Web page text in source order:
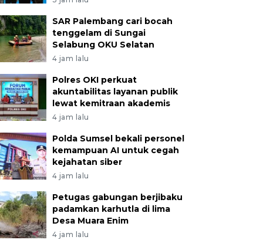
SAR Palembang cari bocah
tenggelam di Sungai
Selabung OKU Selatan
4 jam lalu
Polres OKI perkuat
akuntabilitas layanan publik
lewat kemitraan akademis
4 jam lalu
Polda Sumsel bekali personel
kemampuan AI untuk cegah
kejahatan siber
4 jam lalu
Petugas gabungan berjibaku
padamkan karhutla di lima
Desa Muara Enim
4 jam lalu